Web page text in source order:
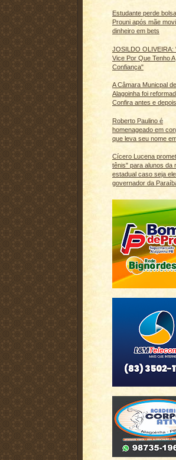
Estudante perde
Prouni após mãe
dinheiro em bets
JOSILDO OLIVEIRA:
Vice Por Que Tenho A
Confiança"
A Câmara Municpal de
Alagoinha foi
Confira antes e depois
Roberto Paulino é
homenageado em
que leva seu nome
Cícero Lucena
tênis" para alunos da
estadual caso seja
governador da